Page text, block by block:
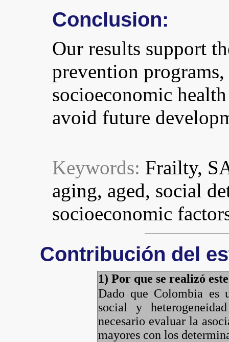
Conclusion:
Our results support
prevention
socioeconomic
avoid future
Keywords: Frailty,
aging, aged, social
socioeconomic
Contribución del
1) Por que se realizó
Dado que Colombia es
social y
necesario evaluar la
mayores con los